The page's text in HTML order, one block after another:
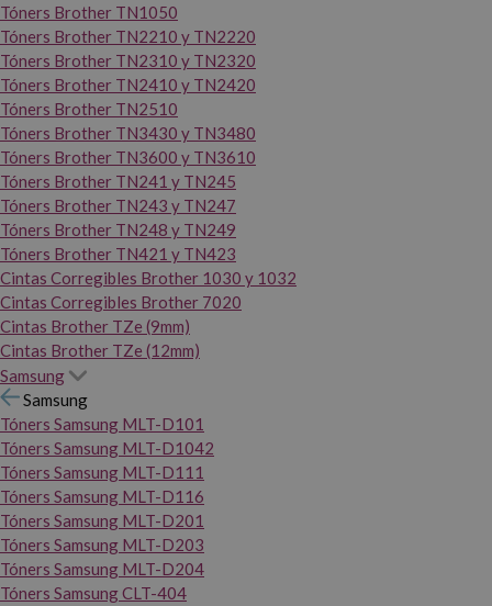
Tóners Brother TN1050
Tóners Brother TN2210 y TN2220
Tóners Brother TN2310 y TN2320
Tóners Brother TN2410 y TN2420
Tóners Brother TN2510
Tóners Brother TN3430 y TN3480
Tóners Brother TN3600 y TN3610
Tóners Brother TN241 y TN245
Tóners Brother TN243 y TN247
Tóners Brother TN248 y TN249
Tóners Brother TN421 y TN423
Cintas Corregibles Brother 1030 y 1032
Cintas Corregibles Brother 7020
Cintas Brother TZe (9mm)
Cintas Brother TZe (12mm)
Samsung
Samsung
Tóners Samsung MLT-D101
Tóners Samsung MLT-D1042
Tóners Samsung MLT-D111
Tóners Samsung MLT-D116
Tóners Samsung MLT-D201
Tóners Samsung MLT-D203
Tóners Samsung MLT-D204
Tóners Samsung CLT-404